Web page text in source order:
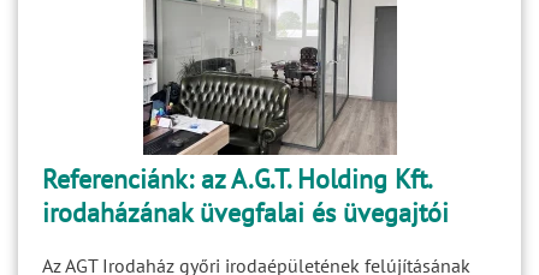
Referenciánk: az A.G.T. Holding Kft.
irodaházának üvegfalai és üvegajtói
Az AGT Irodaház győri irodaépületének felújításának